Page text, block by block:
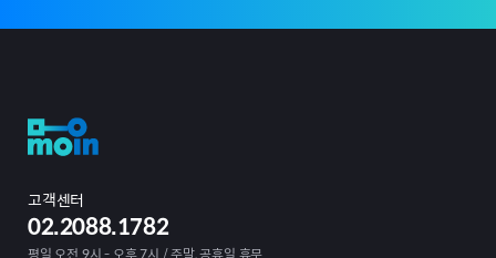
고객센터
02.2088.1782
평일 오전 9시 - 오후 7시 / 주말, 공휴일 휴무